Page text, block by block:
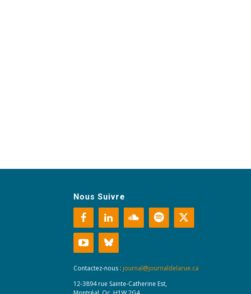
Nous Suivre
Contactez-nous : journal@journaldelarue.ca
12-3894 rue Sainte-Catherine Est,